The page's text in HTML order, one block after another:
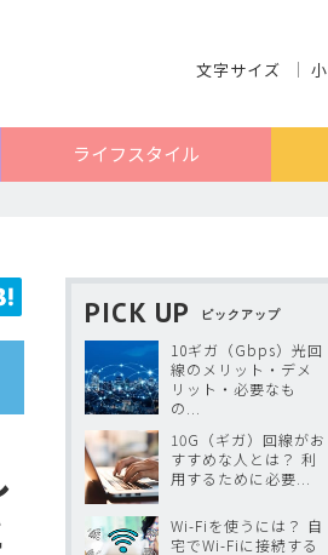
文字サイズ 小
ライフスタイル
PICK UP ピックアップ
10ギガ（Gbps）光回
線のメリット・デメ
リット・必要なも
の...
10G（ギガ）回線がお
すすめな人とは？ 利
用するために必要...
Wi-Fiを使うには？ 自
宅でWi-Fiに接続する